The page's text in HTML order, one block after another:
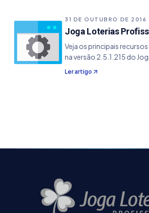
31 DE OUTUBRO DE 2016
Joga Loterias
Veja os principais
na versão 2.5.1.215 do
Profissional. - Adicionado
do volante da Quina de 15
Ler artigo